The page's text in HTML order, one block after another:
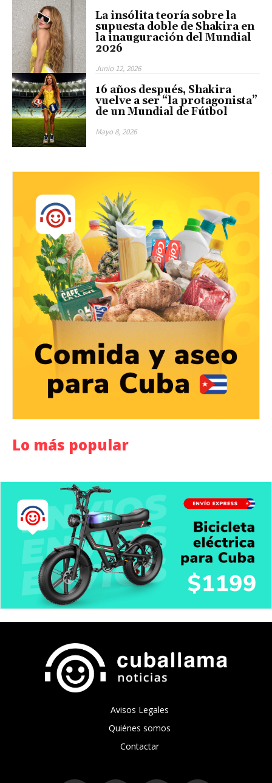
La insólita teoría sobre la
supuesta doble de Shakira en
la inauguración del Mundial
2026
Junio 12, 2026
16 años después, Shakira
vuelve a ser “la protagonista”
de un Mundial de Fútbol
Mayo 8, 2026
Lo más popular
Avisos Legales
Quiénes somos
Contactar